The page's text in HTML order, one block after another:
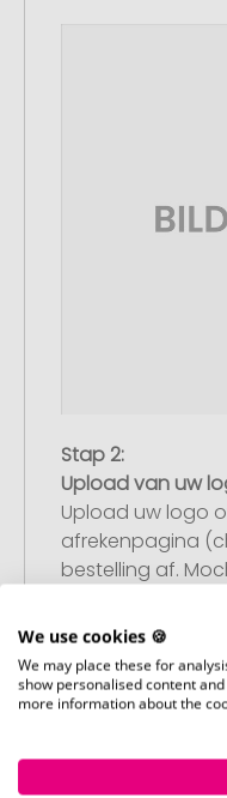
Stap 2:
Upload van uw
Upload uw logo
afrekenpagina
bestelling af.
hebben, dan
We use cookies 🍪
We may place these for
show personalised content
more information about the